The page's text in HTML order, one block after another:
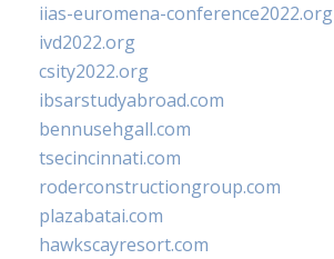
iias-euromena-conference2022.org
ivd2022.org
csity2022.org
ibsarstudyabroad.com
bennusehgall.com
tsecincinnati.com
roderconstructiongroup.com
plazabatai.com
hawkscayresort.com